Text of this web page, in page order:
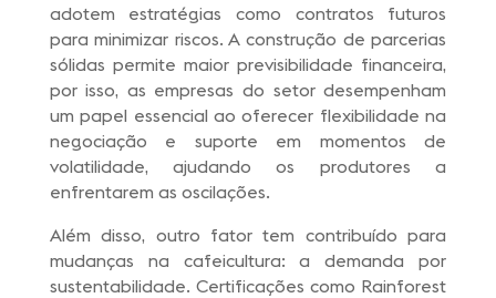
adotem estratégias como contratos futuros
para minimizar riscos. A construção de parcerias
sólidas permite maior previsibilidade financeira,
por isso, as empresas do setor desempenham
um papel essencial ao oferecer flexibilidade na
negociação e suporte em momentos de
volatilidade, ajudando os produtores a
enfrentarem as oscilações.
Além disso, outro fator tem contribuído para
mudanças na cafeicultura: a demanda por
sustentabilidade. Certificações como Rainforest